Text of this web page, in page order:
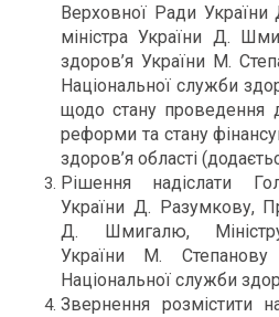
Верховної Ради
міністра України Д.
здоров’я України М.
Національної служби
щодо стану проведення
реформи та стану
здоров’я області
Рішення надіслати
України Д. Разумкову,
Д. Шмигалю,
України М.
Національної служби
Звернення розмістити